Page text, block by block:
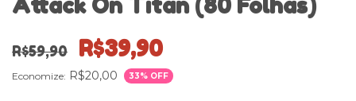
Attack On Titan (80 Folhas)
R$59,90 R$39,90
Economize: R$20,00 33% OFF